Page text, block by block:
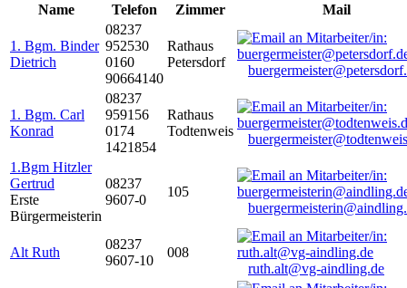
Name
Telefon Zimmer Mail
1. Bgm. Binder
Dietrich
08237
952530
0160
90664140
Rathaus
Petersdorf
1. Bgm. Carl
Konrad
08237
959156
0174
1421854
Rathaus
Todtenweis
1.Bgm Hitzler
Gertrud
Erste
Bürgermeisterin
08237
9607-0
105
Alt Ruth
08237
9607-10
008
ruth.alt@vg-aindling.de